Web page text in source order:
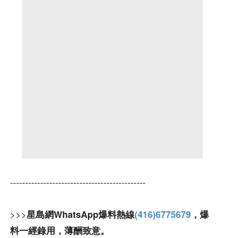
---------------------------------------------
>>>星島網WhatsApp爆料熱線(416)6775679 ，爆
料一經錄用，薄酬致意。